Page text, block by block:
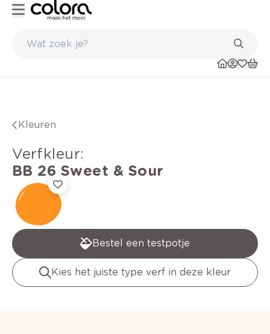
Kleuren
verfkleur:
BB 26 Sweet & Sour
Bestel een testpotje
Kies het juiste type verf in deze kleur